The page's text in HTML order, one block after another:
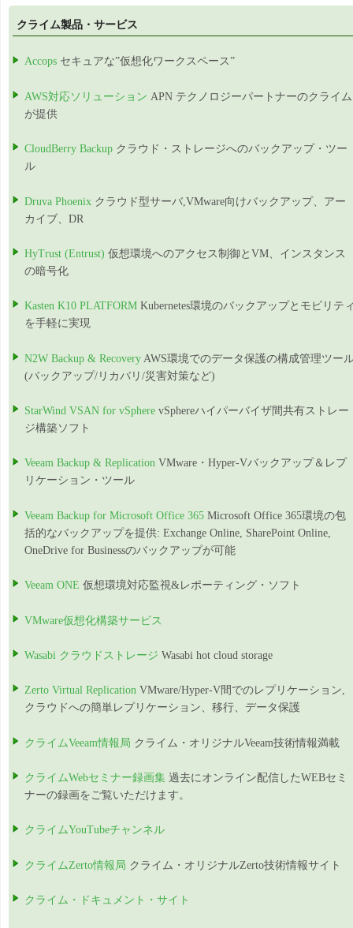
クライム製品・サービス
Accops セキュアな”仮想化ワークスペース”
AWS対応ソリューション APN テクノロジーパートナーのクライム
が提供
CloudBerry Backup クラウド・ストレージへのバックアップ・ツー
ル
Druva Phoenix クラウド型サーバ,VMware向けバックアップ、アー
カイブ、DR
HyTrust (Entrust) 仮想環境へのアクセス制御とVM、インスタンス
の暗号化
Kasten K10 PLATFORM Kubernetes環境のバックアップとモビリテ
を手軽に実現
N2W Backup & Recovery AWS環境でのデータ保護の構成管理ツー
(バックアップ/リカバリ/災害対策など)
StarWind VSAN for vSphere vSphereハイパーバイザ間共有ストレー
ジ構築ソフト
Veeam Backup & Replication VMware・Hyper-Vバックアップ＆レプ
リケーション・ツール
Veeam Backup for Microsoft Office 365 Microsoft Office 365環境の包
括的なバックアップを提供: Exchange Online, SharePoint Online,
OneDrive for Businessのバックアップが可能
Veeam ONE 仮想環境対応監視&レポーティング・ソフト
VMware仮想化構築サービス
Wasabi クラウドストレージ Wasabi hot cloud storage
Zerto Virtual Replication VMware/Hyper-V間でのレプリケーション,
クラウドへの簡単レプリケーション、移行、データ保護
クライムVeeam情報局 クライム・オリジナルVeeam技術情報満載
クライムWebセミナー録画集 過去にオンライン配信したWEBセミ
ナーの録画をご覧いただけます。
クライムYouTubeチャンネル
クライムZerto情報局 クライム・オリジナルZerto技術情報サイト
クライム・ドキュメント・サイト